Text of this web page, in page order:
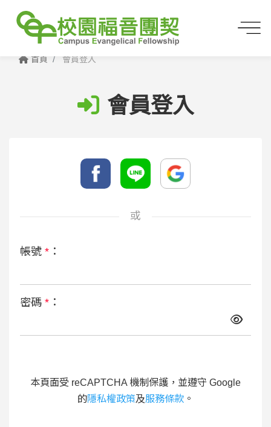
首頁 會員登入
會員登入
或
帳號 * ：
密碼 * ：
本頁面受 reCAPTCHA 機制保護，並遵守 Google
的隱私權政策及服務條款 。